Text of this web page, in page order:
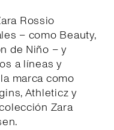
Rossio
– como Beauty,
de Niño – y
a líneas y
marca como
Athleticz y
Zara